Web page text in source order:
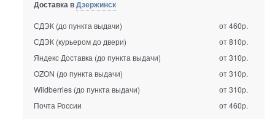
Доставка вДзержинск
СДЭК (до пункта выдачи)
от 460р.
СДЭК (курьером до двери)
от 810р.
Яндекс Доставка (до пункта выдачи)
от 310р.
OZON (до пункта выдачи)
от 310р.
Wildberries (до пункта выдачи)
от 310р.
Почта России
от 460р.